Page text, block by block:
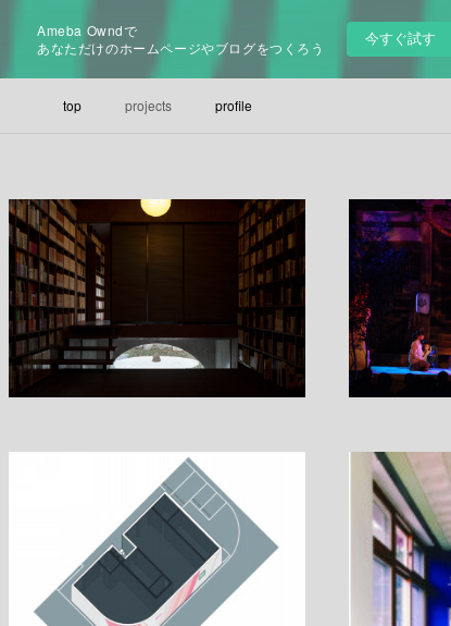
Ameba Owndで
あなただけのホームページやブログをつくろう
今すぐ試す
top projects profile